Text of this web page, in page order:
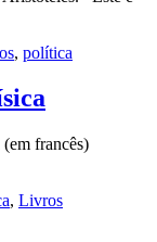
, política
francês)
, Livros